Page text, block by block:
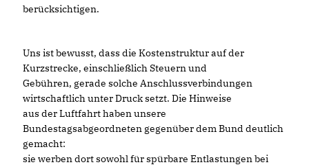
berücksichtigen.
Uns ist bewusst, dass die Kostenstruktur auf der
Kurzstrecke, einschließlich Steuern und
Gebühren, gerade solche Anschlussverbindungen
wirtschaftlich unter Druck setzt. Die Hinweise
aus der Luftfahrt haben unsere
Bundestagsabgeordneten gegenüber dem Bund deutlich
gemacht:
sie werben dort sowohl für spürbare Entlastungen bei